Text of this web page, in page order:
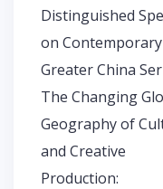
章
導
覽
Distinguished
on Contemporary
Greater China
The Changing
Geography of
and Creative
Production: